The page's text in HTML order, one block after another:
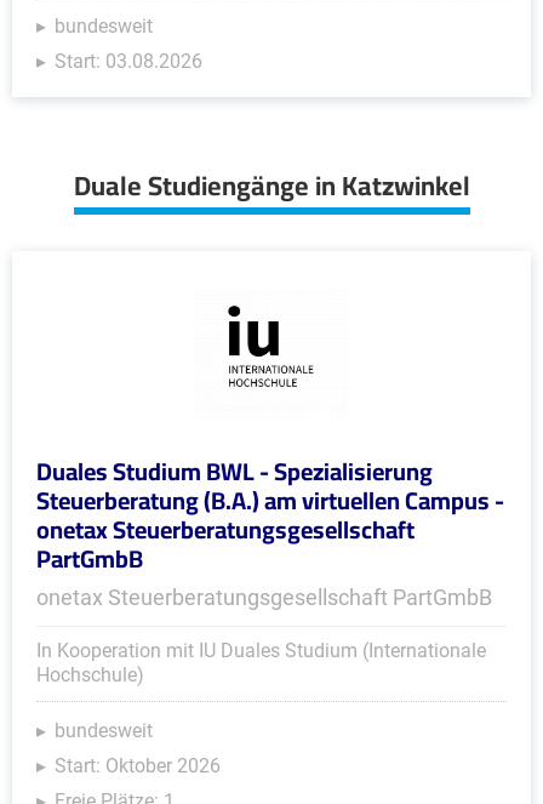
bundesweit
Start: 03.08.2026
Duale Studiengänge in Katzwinkel
Duales Studium BWL - Spezialisierung
Steuerberatung (B.A.) am virtuellen Campus -
onetax Steuerberatungsgesellschaft
PartGmbB
onetax Steuerberatungsgesellschaft PartGmbB
In Kooperation mit IU Duales Studium (Internationale
Hochschule)
bundesweit
Start: Oktober 2026